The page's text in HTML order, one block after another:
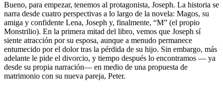
Bueno, para empezar, tenemos al protagonista, Joseph. La historia se
narra desde cuatro perspectivas a lo largo de la novela: Magos, su
amiga y confidente Lena, Joseph y, finalmente, “M” (el propio
Monstrilio). En la primera mitad del libro, vemos que Joseph sí
siente atracción por su esposa, aunque a menudo permanece
entumecido por el dolor tras la pérdida de su hijo. Sin embargo, más
adelante le pide el divorcio, y tiempo después lo encontramos — ya
desde su propia narración— en medio de una propuesta de
matrimonio con su nueva pareja, Peter.